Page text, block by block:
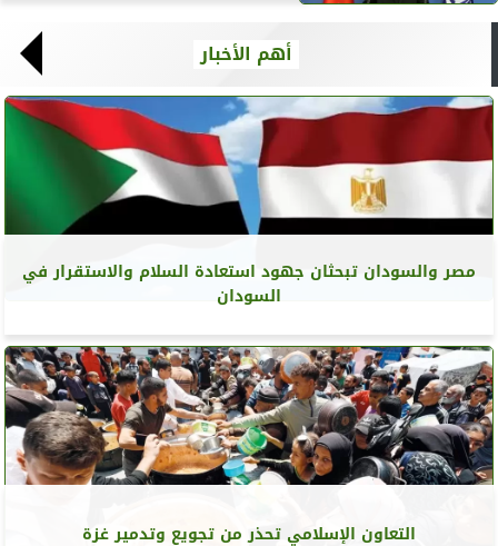
أهم الأخبار
مصر والسودان تبحثان جهود استعادة السلام والاستقرار في
السودان
التعاون الإسلامي تحذر من تجويع وتدمير غزة